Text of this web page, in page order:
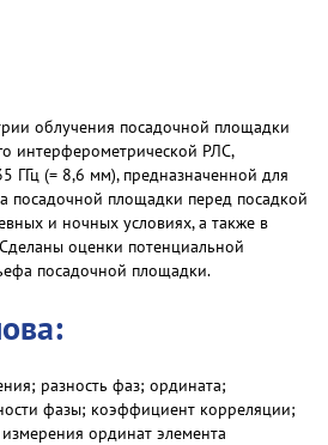
облучения посадочной площадки
интерферометрической РЛС,
ГГц (= 8,6 мм), предназначенной для
посадочной площадки перед посадкой
и ночных условиях, а также в
оценки потенциальной
посадочной площадки.
разность фаз; ордината;
фазы; коэффициент корреляции;
ординат элемента